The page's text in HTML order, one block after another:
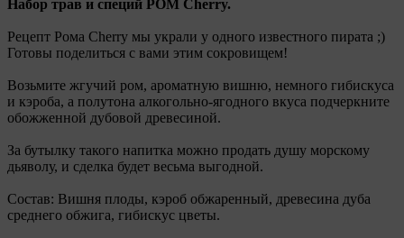
Набор трав и специй РОМ Cherry.
Рецепт Рома Cherry мы украли у одного известного пирата ;)
Готовы поделиться с вами этим сокровищем!
Возьмите жгучий ром, ароматную вишню, немного гибискуса
и кэроба, а полутона алкогольно-ягодного вкуса подчеркните
обожженной дубовой древесиной.
За бутылку такого напитка можно продать душу морскому
дьяволу, и сделка будет весьма выгодной.
Состав: Вишня плоды, кэроб обжаренный, древесина дуба
среднего обжига, гибискус цветы.